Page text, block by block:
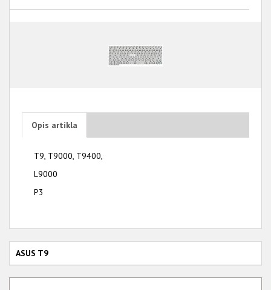
Opis artikla
T9, T9000, T9400,
L9000
P3
ASUS T9